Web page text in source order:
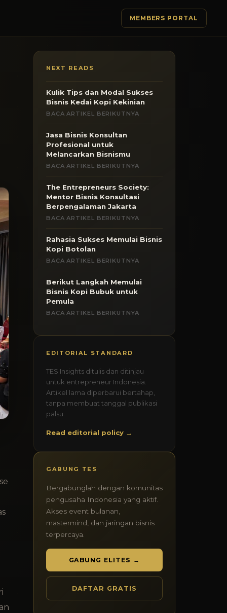
MEMBERS PORTAL
NEXT READS
Kulik Tips dan Modal Sukses
Bisnis Kedai Kopi Kekinian
BACA ARTIKEL BERIKUTNYA
Jasa Bisnis Konsultan
Profesional untuk
Melancarkan Bisnismu
BACA ARTIKEL BERIKUTNYA
The Entrepreneurs Society:
Mentor Bisnis Konsultasi
Berpengalaman Jakarta
BACA ARTIKEL BERIKUTNYA
Rahasia Sukses Memulai Bisnis
Kopi Botolan
BACA ARTIKEL BERIKUTNYA
Berikut Langkah Memulai
Bisnis Kopi Bubuk untuk
Pemula
BACA ARTIKEL BERIKUTNYA
EDITORIAL STANDARD
TES Insights ditulis dan ditinjau
untuk entrepreneur Indonesia.
Artikel lama diperbarui bertahap,
tanpa membuat tanggal publikasi
palsu.
Read editorial policy →
GABUNG TES
Bergabunglah dengan komunitas
pengusaha Indonesia yang aktif.
Akses event bulanan,
mastermind, dan jaringan bisnis
terpercaya.
GABUNG ELITES →
DAFTAR GRATIS